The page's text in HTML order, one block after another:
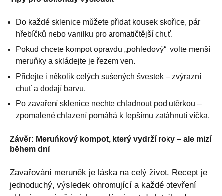
Do každé sklenice můžete přidat kousek skořice, pár
hřebíčků nebo vanilku pro aromatičtější chuť.
Pokud chcete kompot opravdu „pohledový“, volte menší
meruňky a skládejte je řezem ven.
Přidejte i několik celých sušených švestek – zvýrazní
chuť a dodají barvu.
Po zavaření sklenice nechte chladnout pod utěrkou –
zpomalené chlazení pomáhá k lepšímu zatáhnutí víčka.
Závěr: Meruňkový kompot, který vydrží roky – ale mizí
během dní
Zavařování meruněk je láska na celý život. Recept je
jednoduchý, výsledek ohromující a každé otevření